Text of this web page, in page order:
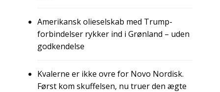
Amerikansk olieselskab med Trump-
forbindelser rykker ind i Grønland – uden
godkendelse
Kvalerne er ikke ovre for Novo Nordisk.
Først kom skuffelsen, nu truer den ægte